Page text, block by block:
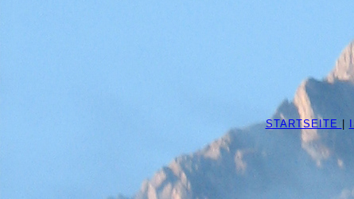
STARTSEITE